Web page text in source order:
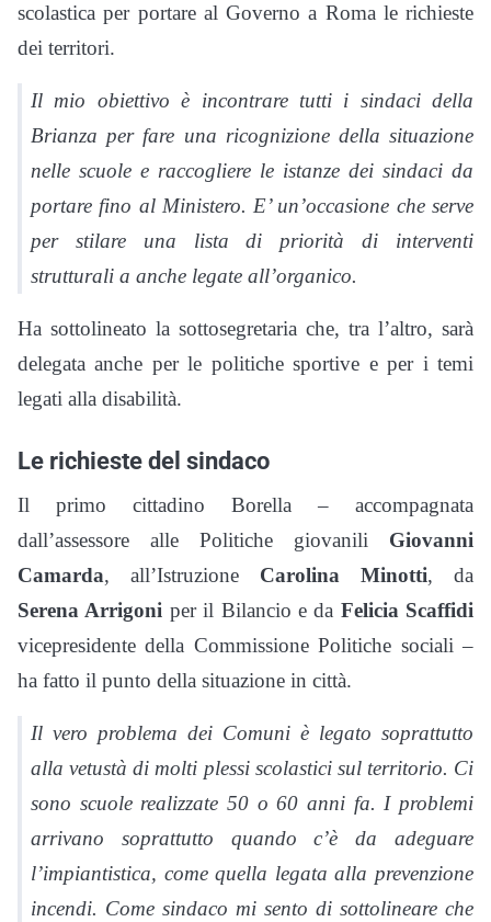
scolastica per portare al Governo a Roma le richieste
dei territori.
Il mio obiettivo è incontrare tutti i sindaci della
Brianza per fare una ricognizione della situazione
nelle scuole e raccogliere le istanze dei sindaci da
portare fino al Ministero. E’ un’occasione che serve
per stilare una lista di priorità di interventi
strutturali a anche legate all’organico.
Ha sottolineato la sottosegretaria che, tra l’altro, sarà
delegata anche per le politiche sportive e per i temi
legati alla disabilità.
Le richieste del sindaco
Il primo cittadino Borella – accompagnata
dall’assessore alle Politiche giovanili Giovanni
Camarda, all’Istruzione Carolina Minotti, da
Serena Arrigoni per il Bilancio e da Felicia Scaffidi
vicepresidente della Commissione Politiche sociali –
ha fatto il punto della situazione in città.
Il vero problema dei Comuni è legato soprattutto
alla vetustà di molti plessi scolastici sul territorio. Ci
sono scuole realizzate 50 o 60 anni fa. I problemi
arrivano soprattutto quando c’è da adeguare
l’impiantistica, come quella legata alla prevenzione
incendi. Come sindaco mi sento di sottolineare che